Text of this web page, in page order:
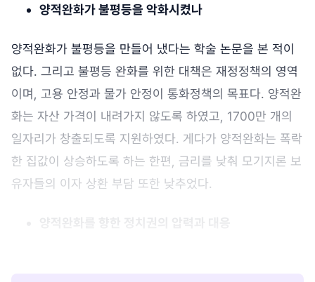
양적완화가 불평등을 악화시켰나
양적완화가 불평등을 만들어 냈다는 학술 논문을 본 적이
없다. 그리고 불평등 완화를 위한 대책은 재정정책의 영역
이며, 고용 안정과 물가 안정이 통화정책의 목표다. 양적완
화는 자산 가격이 내려가지 않도록 하였고, 1700만 개의
일자리가 창출되도록 지원하였다. 게다가 양적완화는 폭락
한 집값이 상승하도록 하는 한편, 금리를 낮춰 모기지론 보
유자들의 이자 상환 부담 또한 낮추었다.
양적완화를 향한 정치권의 압력과 대응